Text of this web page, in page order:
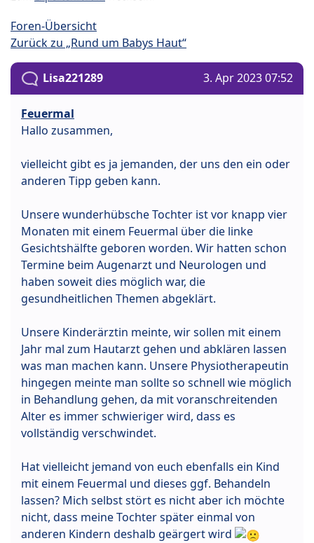
Foren-Übersicht
Zurück zu „Rund um Babys Haut“
Lisa221289 3. Apr 2023 07:52
Feuermal
Hallo zusammen,
vielleicht gibt es ja jemanden, der uns den ein oder
anderen Tipp geben kann.
Unsere wunderhübsche Tochter ist vor knapp vier
Monaten mit einem Feuermal über die linke
Gesichtshälfte geboren worden. Wir hatten schon
Termine beim Augenarzt und Neurologen und
haben soweit dies möglich war, die
gesundheitlichen Themen abgeklärt.
Unsere Kinderärztin meinte, wir sollen mit einem
Jahr mal zum Hautarzt gehen und abklären lassen
was man machen kann. Unsere Physiotherapeutin
hingegen meinte man sollte so schnell wie möglich
in Behandlung gehen, da mit voranschreitenden
Alter es immer schwieriger wird, dass es
vollständig verschwindet.
Hat vielleicht jemand von euch ebenfalls ein Kind
mit einem Feuermal und dieses ggf. Behandeln
lassen? Mich selbst stört es nicht aber ich möchte
nicht, dass meine Tochter später einmal von
anderen Kindern deshalb geärgert wird